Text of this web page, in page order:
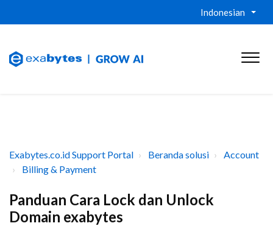
Indonesian
Exabytes.co.id Support Portal Beranda solusi
Account
Billing & Payment
Panduan Cara Lock dan Unlock
Domain exabytes